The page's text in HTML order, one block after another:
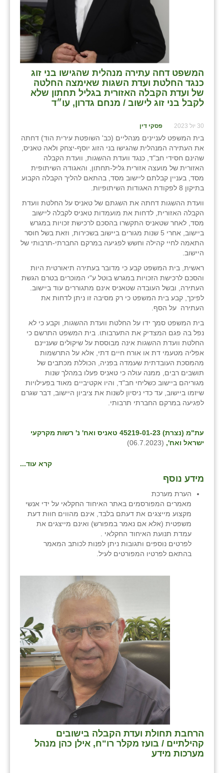
המשפט דחה עתירה מנהלית שהגישו בני זוג
כנגד החלטת ועדת השגות שאימצה החלטה
של ועדת הקבלה האזורית בגליל תחתון שלא
לקבל בני זוג לישוב⁩ / מנחם גדרון, עו״ד
30 יול 2023 פסקי דין
בית המשפט לעניינים מנהליים (כב' השופטת עירית הוד) דחתה
את העתירה המנהלית שהגישו בני הזוג יוסף-יצחק ולאה טאניס,
שהינם חסידי חב"ד, כנגד וועדת ההשגות, וועדת הקבלה
האזורית של מועצה אזורית גליל-תחתון, והאגודה השיתופית
מסד, בעניין קבלתם ליישוב מסד, בהתאם להליך הקבלה הקבוע
בתיקון 8 לפקודת האגודות השיתופיות.
וועדת ההשגות דחתה את השגתם של טאניס על החלטת וועדת
הקבלה האזורית, לדחות את מועמדות טאניס לקבלה ליישוב
מסד, לאחר שטאניס התקשרו בהסכם לרכישת זכויות במגרש
ביישוב, אחרי 5 שנות מגורים ביישוב בשכירות, וזאת בשל חוסר
התאמה לחיי קהילה וחשש לפגיעה במרקם החברתי-תרבותי של
היישוב.
ראשית, בית המשפט קבע כי מדובר בעתירה תיאורטית היות
והסכם לרכישת הזכויות במגרש בוטל ע"י המוכרים בטרם הגשת
העתירה, ובשל העובדה שטאניס אינם מתגוררים עוד ביישוב.
לפיכך, קבע בית המשפט כי רק מסיבה זו ניתן לדחות את
העתירה על הסף.
בית המשפט סמך ידו על החלטת וועדת ההשגות, וקבע כי לא
נפל בה פגם המצדיק את התערבותו. בית המשפט התרשם כי
החלטת וועדת ההשגות אינה מבוססת על שיקולים שעניינם
אפליה מטעמי דת או אורח חיים דתי, אלא על התרשמות
מהמסכת העובדתית שעמדה בפניה, הכוללת מכתבים של
תושבים רבים, ממנה עולה כי טאניס פעלו במהלך שנות
מגוריהם ביישוב כשליחי חב"ד, והיו אקטיביים מאוד בפעילויות
שיזמו ביישוב, עד כדי ניסיון לשנות את ציביון היישוב, דבר שגרם
לפגיעה במרקם החברתי תרבותי.
עת"מ (נצרת) 45219-01-23 טאניס ואח' נ' רשות מקרקעי
ישראל ואח', (06.7.2023)
קרא עוד...
מידע נוסף
הערת מערכת
מאמרים המפורסמים באתר האיחוד החקלאי על ידי אנשי
מקצוע מייצגים את דעתם בלבד, אינם מהווים חוות דעת
משפטית (אלא אם נאמר במפורש) ואינם מייצגים את
עמדת תנועת האיחוד החקלאי .
לפרטים נוספים ותגובות ניתן לפנות לכותב המאמר
בהתאם לפרטיו המפורטים לעיל.
הרחבת תחולת ועדת הקבלה בישובים
קהילתיים / בועז מקלר רו"ח, אילן כהן מנהל
מערכות מידע